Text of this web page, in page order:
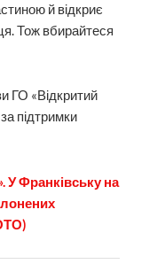
й відкриє
Тож вбирайтеся
ГО «Відкритий
підтримки
У Франківську на